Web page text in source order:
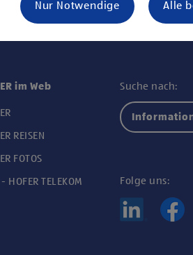
im Web
REISEN
FOTOS
HOFER TELEKOM
Suche nach:
Folge uns:
Nur Notwendige Alle